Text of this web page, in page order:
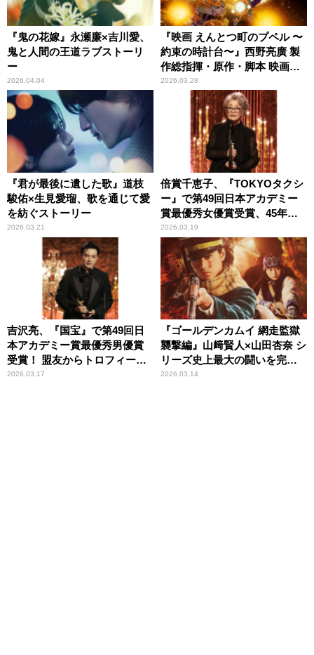
『鬼の花嫁』永瀬廉×吉川愛、
鬼と人間の王道ラブストーリ
ー
2026.04.04
『映画 えんとつ町のプペル 〜
約束の時計台〜』西野亮廣 製
作総指揮・原作・脚本 映画最
新作は信じる勇気の物語
2026.03.28
『君が最後に遺した歌』道枝
駿佑×生見愛瑠、歌を通じて愛
を紡ぐストーリー
2026.03.21
倍賞千恵子、『TOKYOタクシ
ー』で第49回日本アカデミー
賞最優秀女優賞受賞、45年ぶ
り2度目の栄光を手にする！
2026.03.19
吉沢亮、『国宝』で第49回日
本アカデミー賞最優秀男優賞
受賞！ 盟友からトロフィーと
いう名のバトンを受け取る
2026.03.17
『ゴールデンカムイ 網走監獄
襲撃編』山﨑賢人×山田杏奈 シ
リーズ史上最大の闘いを完全
実写化
2026.03.14